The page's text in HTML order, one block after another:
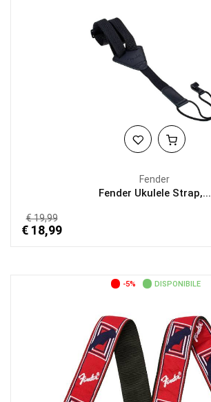
Fender
Fender Ukulele Strap,...
€ 19,99
€ 18,99
-5% DISPONIBILE